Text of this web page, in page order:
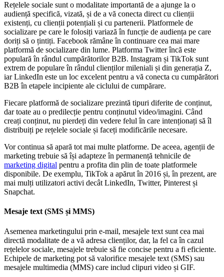
Rețelele sociale sunt o modalitate importantă de a ajunge la o
audiență specifică, vizată, și de a vă conecta direct cu clienții
existenți, cu clienții potențiali și cu partenerii. Platformele de
socializare pe care le folosiți variază în funcție de audiența pe care
doriți să o țintiți. Facebook rămâne în continuare cea mai mare
platformă de socializare din lume. Platforma Twitter încă este
populară în rândul cumpărătorilor B2B. Instagram și TikTok sunt
extrem de populare în rândul clienților mileniali și din generația Z,
iar LinkedIn este un loc excelent pentru a vă conecta cu cumpărători
B2B în etapele incipiente ale ciclului de cumpărare.
Fiecare platformă de socializare prezintă tipuri diferite de conținut,
dar toate au o predilecție pentru conținutul video/imagini. Când
creați conținut, nu pierdeți din vedere felul în care intenționați să îl
distribuiți pe rețelele sociale și faceți modificările necesare.
Vor continua să apară tot mai multe platforme. De aceea, agenții de
marketing trebuie să își adapteze în permanență tehnicile de
marketing digital pentru a profita din plin de toate platformele
disponibile. De exemplu, TikTok a apărut în 2016 și, în prezent, are
mai mulți utilizatori activi decât LinkedIn, Twitter, Pinterest și
Snapchat.
Mesaje text (SMS și MMS)
Asemenea marketingului prin e-mail, mesajele text sunt cea mai
directă modalitate de a vă adresa clienților, dar, la fel ca în cazul
rețelelor sociale, mesajele trebuie să fie concise pentru a fi eficiente.
Echipele de marketing pot să valorifice mesajele text (SMS) sau
mesajele multimedia (MMS) care includ clipuri video și GIF.